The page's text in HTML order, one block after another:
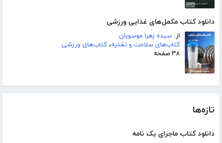
دانلود کتاب مکمل‌های غذایی ورزشی
از: سیده زهرا موسویان
کتاب‌های سلامت و تغذیه، کتاب‌های ورزشی
۳۸ صفحه
تازه‌ها
دانلود کتاب ماجرای یک نامه